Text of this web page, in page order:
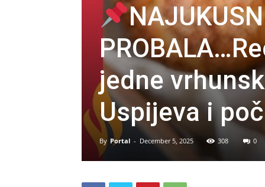
jedne
Uspijeva i
By Portal - December 5, 2025 308 0